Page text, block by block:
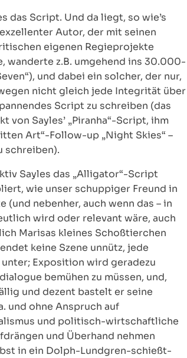
Script. Und da liegt, so wie’s
Autor, der mit seinen
eigenen Regieprojekte
wanderte z.B. umgehend ins 30.000-
und dabei ein solcher, der nur,
nicht gleich jede Integrität über
Script zu schreiben (das
von Sayles’ „Piranha“-Script, ihm
Art“-Follow-up „Night Skies“ –
schreiben).
Sayles das „Alligator“-Script
wie unser schuppiger Freund in
nebenher, auch wenn das – in
wird oder relevant wäre, auch
Marisas kleines Schoßtierchen
keine Szene unnütz, jede
Exposition wird geradezu
bemühen zu müssen, und,
und dezent bastelt er seine
und ohne Anspruch auf
und politisch-wirtschaftliche
und Überhand nehmen
in ein Dolph-Lundgren-schießt-